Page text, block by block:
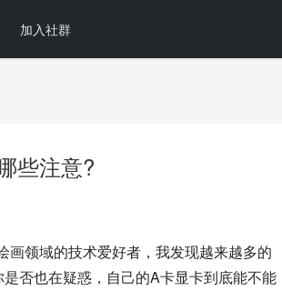
加入社群
些注意?
领域的技术爱好者，我发现越来越多的
否也在疑惑，自己的A卡显卡到底能不能